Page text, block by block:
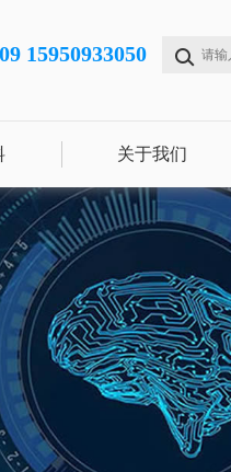
15950933050
关于我们